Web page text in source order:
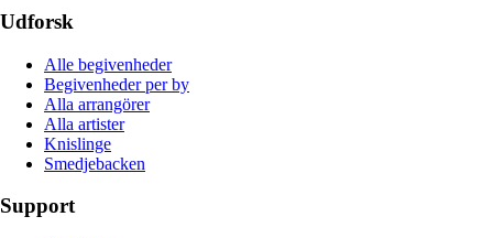
Udforsk
Alle begivenheder
Begivenheder per by
Alla arrangörer
Alla artister
Knislinge
Smedjebacken
Support